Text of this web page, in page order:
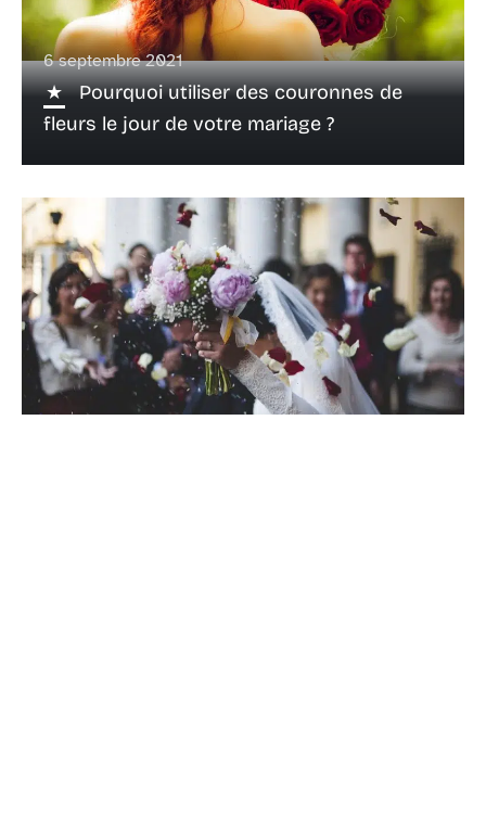
6 septembre 2021
Pourquoi utiliser des couronnes de
fleurs le jour de votre mariage ?